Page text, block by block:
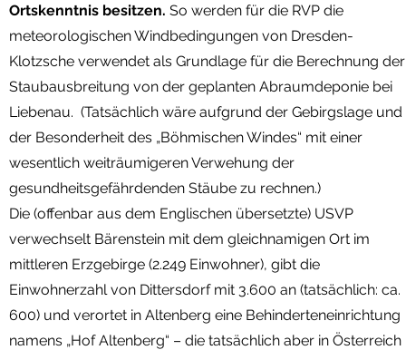
Ortskenntnis besitzen. So werden für die RVP die
meteorologischen Windbedingungen von Dresden-
Klotzsche verwendet als Grundlage für die Berechnung der
Staubausbreitung von der geplanten Abraumdeponie bei
Liebenau. (Tatsächlich wäre aufgrund der Gebirgslage und
der Besonderheit des „Böhmischen Windes“ mit einer
wesentlich weiträumigeren Verwehung der
gesundheitsgefährdenden Stäube zu rechnen.)
Die (offenbar aus dem Englischen übersetzte) USVP
verwechselt Bärenstein mit dem gleichnamigen Ort im
mittleren Erzgebirge (2.249 Einwohner), gibt die
Einwohnerzahl von Dittersdorf mit 3.600 an (tatsächlich: ca.
600) und verortet in Altenberg eine Behinderteneinrichtung
namens „Hof Altenberg“ – die tatsächlich aber in Österreich